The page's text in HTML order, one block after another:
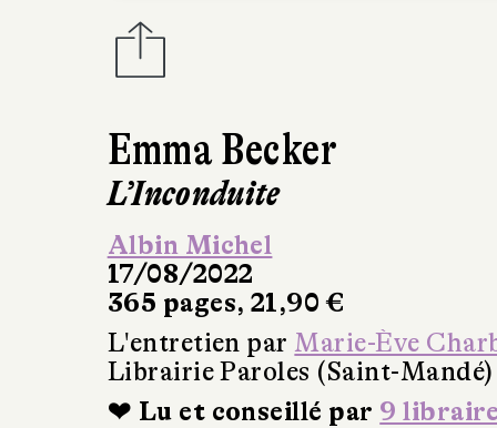
Emma Becker
L’Inconduite
Albin Michel
17/08/2022
365 pages, 21,90 €
L'entretien par Marie-Ève
Librairie Paroles (Saint-Mandé)
❤ Lu et conseillé par 9